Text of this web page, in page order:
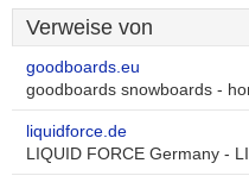
Verweise von
goodboards.eu
goodboards snowboards -
liquidforce.de
LIQUID FORCE Germany -